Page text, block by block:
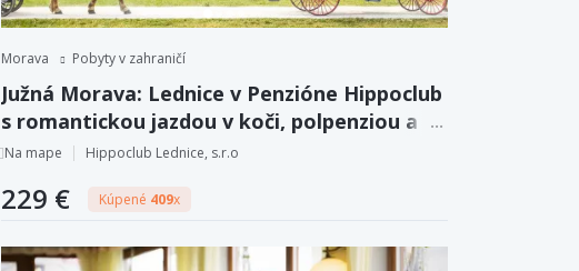
Morava Pobyty v zahraničí
Južná Morava: Lednice v Penzióne Hippoclub
s romantickou jazdou v koči, polpenziou a
džbánom vína.
Na mape Hippoclub Lednice, s.r.o
229 € Kúpené 409x